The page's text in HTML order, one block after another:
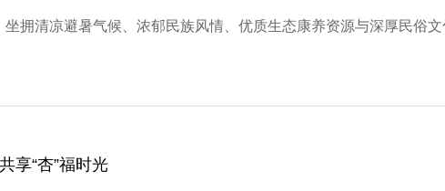
拥清凉避暑气候、浓郁民族风情、优质生态康养资源与深厚民俗
享“杏”福时光